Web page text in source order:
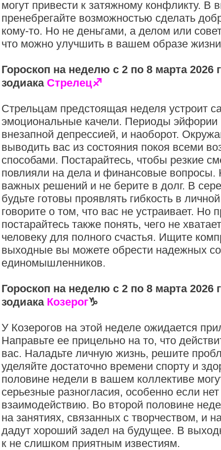
могут привести к затяжному конфликту. В
пренебрегайте возможностью сделать
кому-то. Но не деньгами, а делом или
что можно улучшить в вашем образе
Гороскоп на неделю с 2 по 8 марта 2026
зодиака Стрелец♐️
Стрельцам предстоящая неделя устроит
эмоциональные качели. Периоды эйфории
внезапной депрессией, и наоборот.
выводить вас из состояния покоя всеми
способами. Постарайтесь, чтобы резкие
повлияли на дела и финансовые вопросы.
важных решений и не берите в долг. В
будьте готовы проявлять гибкость в
говорите о том, что вас не устраивает. Но
постарайтесь также понять, чего не
человеку для полного счастья. Ищите
выходные вы можете обрести надежных
единомышленников.
Гороскоп на неделю с 2 по 8 марта 2026
зодиака Козерог♑️
У Козерогов на этой неделе ожидается
Направьте ее прицельно на то, что
вас. Наладьте личную жизнь, решите
уделяйте достаточно времени спорту и
половине недели в вашем коллективе
серьезные разногласия, особенно если
взаимодействию. Во второй половине
на занятиях, связанных с творчеством, и
дадут хороший задел на будущее. В
к не слишком приятным известиям.